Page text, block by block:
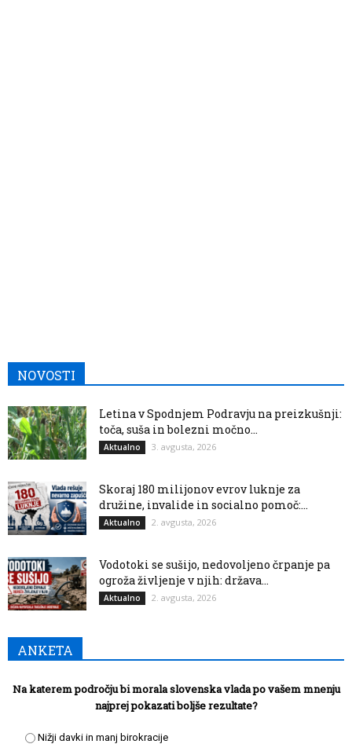
NOVOSTI
Letina v Spodnjem Podravju na preizkušnji:
toča, suša in bolezni močno...
Aktualno 3. avgusta, 2026
Skoraj 180 milijonov evrov luknje za
družine, invalide in socialno pomoč:...
Aktualno 2. avgusta, 2026
Vodotoki se sušijo, nedovoljeno črpanje pa
ogroža življenje v njih: država...
Aktualno 2. avgusta, 2026
ANKETA
Na katerem področju bi morala slovenska vlada po vašem mnenju
najprej pokazati boljše rezultate?
Nižji davki in manj birokracije